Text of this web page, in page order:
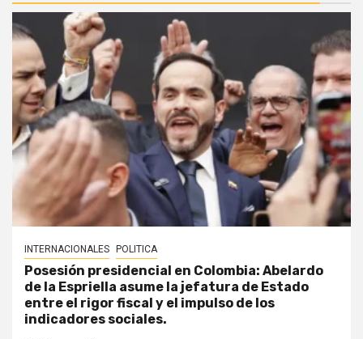
INTERNACIONALES POLITICA
Posesión presidencial en Colombia: Abelardo
de la Espriella asume la jefatura de Estado
entre el rigor fiscal y el impulso de los
indicadores sociales.